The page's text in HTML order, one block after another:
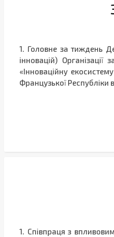
1. Головне за тиждень
інновацій)
«Інноваційну
Французької Республіки
1. Співпраця з